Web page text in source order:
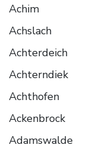
Achim
Achslach
Achterdeich
Achterndiek
Achthofen
Ackenbrock
Adamswalde